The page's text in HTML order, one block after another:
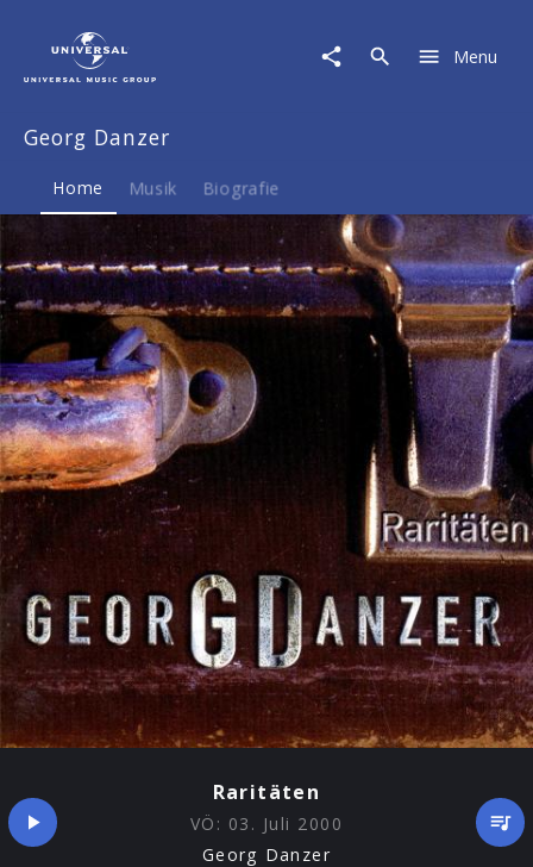
Musik
Merch
Menu
Georg Danzer
Home Musik Biografie
Raritäten
VÖ: 03. Juli 2000
Georg Danzer